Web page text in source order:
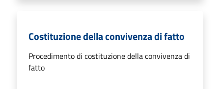
Costituzione della convivenza di fatto
Procedimento di costituzione della convivenza di
fatto